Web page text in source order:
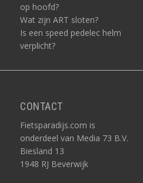
op hoofd?
Wat zijn ART sloten?
Is een speed pedelec helm
verplicht?
CONTACT
Fietsparadijs.com is
onderdeel van Media 73 B.V.
Biesland 13
1948 RJ Beverwijk